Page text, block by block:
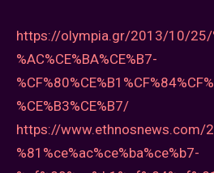
https://olympia.gr/2013/10/25/
%AC%CE%BA%CE%B7-
%CE%B3%CE%B7/
https://www.ethnosnews.com/
%81%ce%ac%ce%ba%ce%b7-